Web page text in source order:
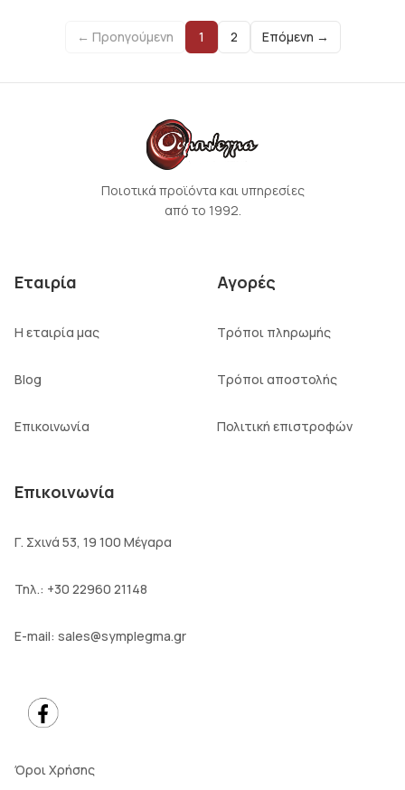
← Προηγούμενη 1 2 Επόμενη →
Ποιοτικά προϊόντα και υπηρεσίες
από το 1992.
Εταιρία
Η εταιρία μας
Blog
Επικοινωνία
Αγορές
Τρόποι πληρωμής
Τρόποι αποστολής
Πολιτική επιστροφών
Επικοινωνία
Γ. Σχινά 53, 19 100 Μέγαρα
Τηλ.: +30 22960 21148
E-mail: sales@symplegma.gr
Όροι Χρήσης